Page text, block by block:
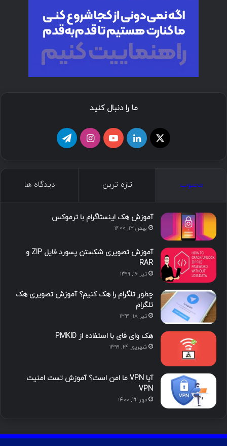
ما را دنبال کنید
د
ی
ن
و
ت
گ
ا
ا
محبوب تازه ترین دیدگاه ها
آموزش هک اینستاگرام با ترموکس
بهمن ۱۳, ۱۴۰۰
آموزش تصویری شکستن پسورد فایل ZIP و
RAR
تیر ۱۶, ۱۳۹۹
چطور تلگرام را هک کنیم؟ آموزش تصویری هک
تلگرام
تیر ۱۸, ۱۳۹۹
هک وای فای با استفاده از PMKID
شهریور ۲۴, ۱۳۹۹
آیا VPN ما امن است؟ آموزش تست امنیت
VPN
مهر ۲۲, ۱۴۰۰